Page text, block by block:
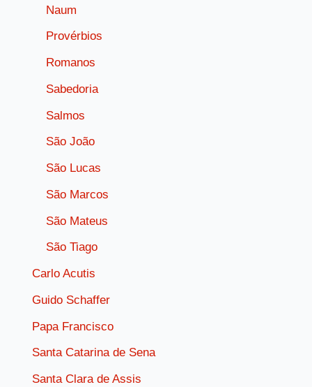
Naum
Provérbios
Romanos
Sabedoria
Salmos
São João
São Lucas
São Marcos
São Mateus
São Tiago
Carlo Acutis
Guido Schaffer
Papa Francisco
Santa Catarina de Sena
Santa Clara de Assis